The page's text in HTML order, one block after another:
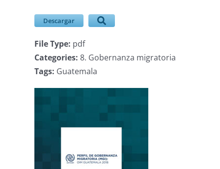
Descargar
File Type: pdf
Categories: 8. Gobernanza migratoria
Tags: Guatemala